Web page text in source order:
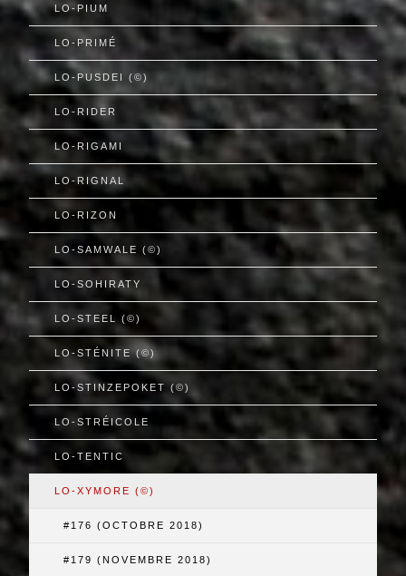
LO-PIUM
LO-PRIMÉ
LO-PUSDEI (©)
LO-RIDER
LO-RIGAMI
LO-RIGNAL
LO-RIZON
LO-SAMWALE (©)
LO-SOHIRATY
LO-STEEL (©)
LO-STÉNITE (©)
LO-STINZEPOKET (©)
LO-STRÉICOLE
LO-TENTIC
LO-XYMORE (©)
#176 (OCTOBRE 2018)
#179 (NOVEMBRE 2018)